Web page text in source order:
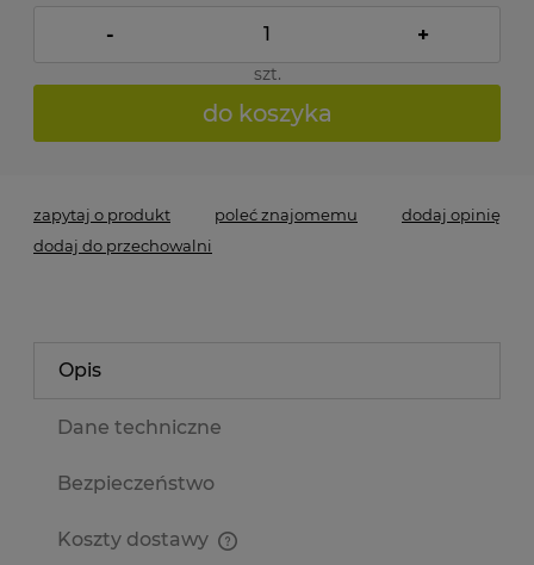
- +
szt.
do koszyka
zapytaj o produkt poleć znajomemu
dodaj opinię
dodaj do przechowalni
Opis
Dane techniczne
Bezpieczeństwo
Koszty dostawy